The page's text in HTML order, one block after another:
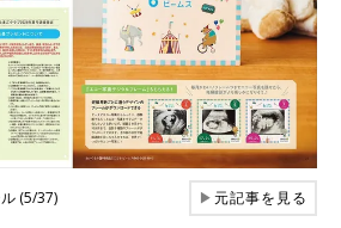
(5/37) ▶元記事を見る